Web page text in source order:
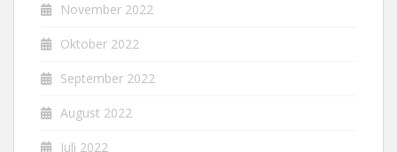
November 2022
Oktober 2022
September 2022
August 2022
Juli 2022